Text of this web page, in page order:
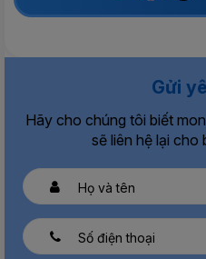
Gửi
Hãy cho chúng tôi biết
sẽ liên hệ lại cho